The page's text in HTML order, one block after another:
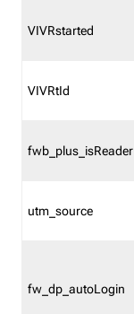
VIVRstarted
VIVRtId
fwb_plus_isReader
utm_source
fw_dp_autoLogin